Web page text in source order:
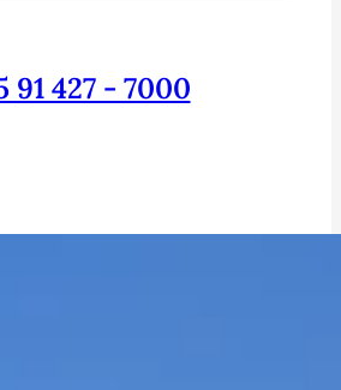
91 427 - 7000